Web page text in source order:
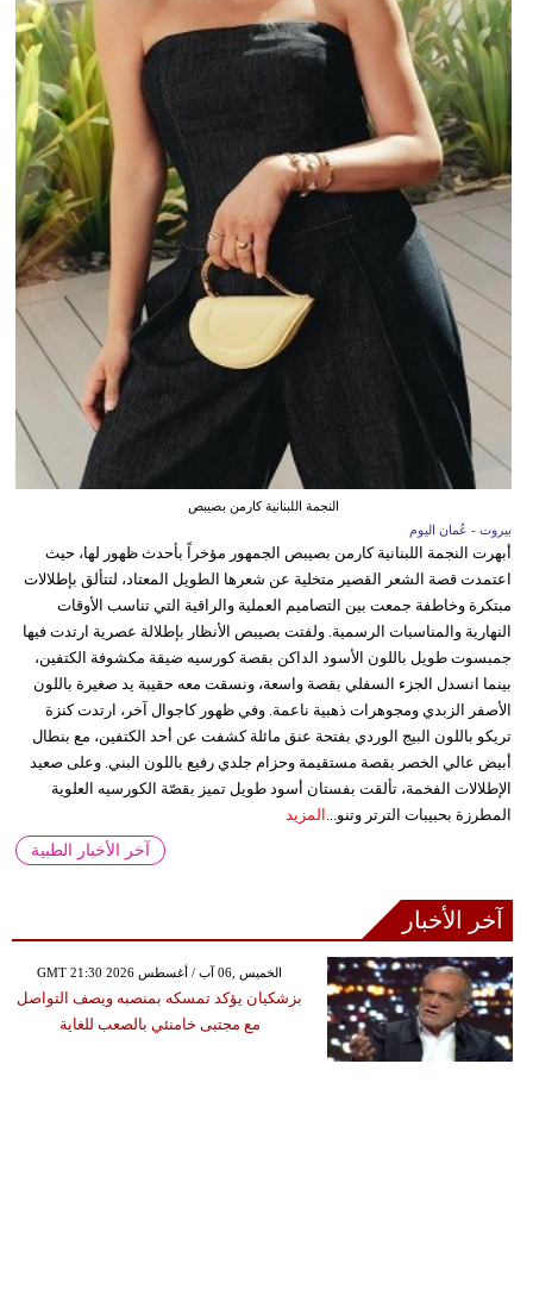
النجمة اللبنانية كارمن بصيبص
بيروت - عُمان اليوم
أبهرت النجمة اللبنانية كارمن بصيبص الجمهور مؤخراً بأحدث ظهور لها، حيث
اعتمدت قصة الشعر القصير متخلية عن شعرها الطويل المعتاد، لتتألق بإطلالات
مبتكرة وخاطفة جمعت بين التصاميم العملية والراقية التي تناسب الأوقات
النهارية والمناسبات الرسمية. ولفتت بصيبص الأنظار بإطلالة عصرية ارتدت فيها
جمبسوت طويل باللون الأسود الداكن بقصة كورسيه ضيقة مكشوفة الكتفين،
بينما انسدل الجزء السفلي بقصة واسعة، ونسقت معه حقيبة يد صغيرة باللون
الأصفر الزبدي ومجوهرات ذهبية ناعمة. وفي ظهور كاجوال آخر، ارتدت كنزة
تريكو باللون البيج الوردي بفتحة عنق مائلة كشفت عن أحد الكتفين، مع بنطال
أبيض عالي الخصر بقصة مستقيمة وحزام جلدي رفيع باللون البني. وعلى صعيد
الإطلالات الفخمة، تألقت بفستان أسود طويل تميز بقصّة الكورسيه العلوية
المطرزة بحبيبات الترتر وتنو... المزيد
آخر الأخبار الطبية
آخر الأخبار
GMT 21:30 2026 الخميس ,06 آب / أغسطس
بزشكيان يؤكد تمسكه بمنصبه ويصف التواصل
مع مجتبى خامنئي بالصعب للغاية